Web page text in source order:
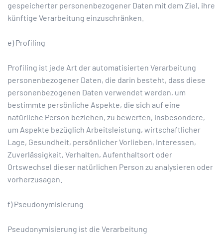
gespeicherter personenbezogener Daten mit dem Ziel, ihre
künftige Verarbeitung einzuschränken.
e) Profiling
Profiling ist jede Art der automatisierten Verarbeitung
personenbezogener Daten, die darin besteht, dass diese
personenbezogenen Daten verwendet werden, um
bestimmte persönliche Aspekte, die sich auf eine
natürliche Person beziehen, zu bewerten, insbesondere,
um Aspekte bezüglich Arbeitsleistung, wirtschaftlicher
Lage, Gesundheit, persönlicher Vorlieben, Interessen,
Zuverlässigkeit, Verhalten, Aufenthaltsort oder
Ortswechsel dieser natürlichen Person zu analysieren oder
vorherzusagen.
f) Pseudonymisierung
Pseudonymisierung ist die Verarbeitung